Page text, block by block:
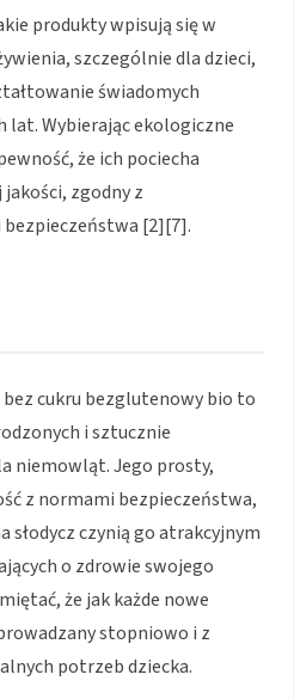
produkty wpisują się w
szczególnie dla dzieci,
świadomych
lat. Wybierając ekologiczne
że ich pociecha
zgodny z
[2][7].
cukru bezglutenowy bio to
i sztucznie
niemowląt. Jego prosty,
z normami bezpieczeństwa,
czynią go atrakcyjnym
o zdrowie swojego
że jak każde nowe
stopniowo i z
potrzeb dziecka.